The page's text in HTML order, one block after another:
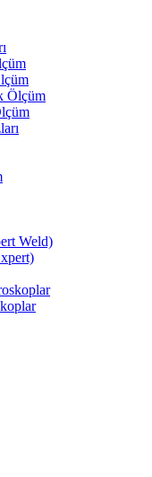
Ölçüm
Weld)